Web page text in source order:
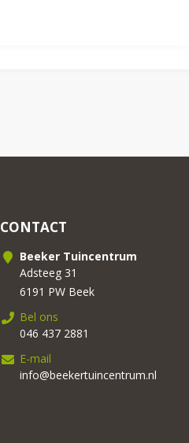
CONTACT
Beeker Tuincentrum
Adsteeg 31
6191 PW Beek
Bel ons
046 437 2881
E-mail
info@beekertuincentrum.nl